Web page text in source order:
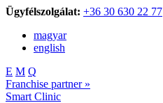
Ügyfélszolgálat: +36 30 630 22 77
magyar
english
E M Q
Franchise partner »
Smart Clinic